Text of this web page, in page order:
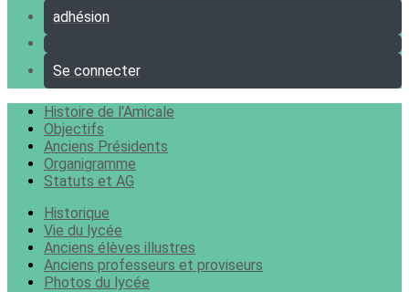
adhésion
Se connecter
Histoire de l'Amicale
Objectifs
Anciens Présidents
Organigramme
Statuts et AG
Historique
Vie du lycée
Anciens élèves illustres
Anciens professeurs et proviseurs
Photos du lycée